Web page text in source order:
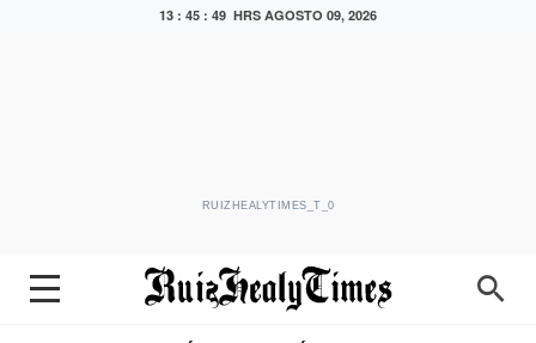
13 : 45 : 49 HRS AGOSTO 09, 2026
RUIZHEALYTIMES_T_0